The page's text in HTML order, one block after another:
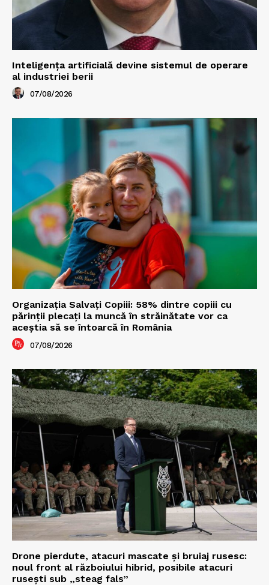
Inteligența artificială devine sistemul de operare
al industriei berii
07/08/2026
Organizația Salvați Copiii: 58% dintre copiii cu
părinții plecați la muncă în străinătate vor ca
aceștia să se întoarcă în România
07/08/2026
Drone pierdute, atacuri mascate și bruiaj rusesc:
noul front al războiului hibrid, posibile atacuri
rusești sub „steag fals”